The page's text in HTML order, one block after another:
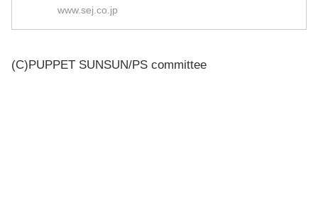
www.sej.co.jp
(C)PUPPET SUNSUN/PS committee